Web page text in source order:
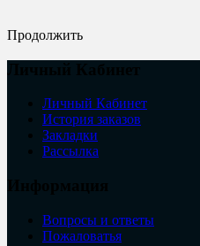
Продолжить
Личный Кабинет
История заказов
Закладки
Рассылка
Вопросы и ответы
Пожаловатья